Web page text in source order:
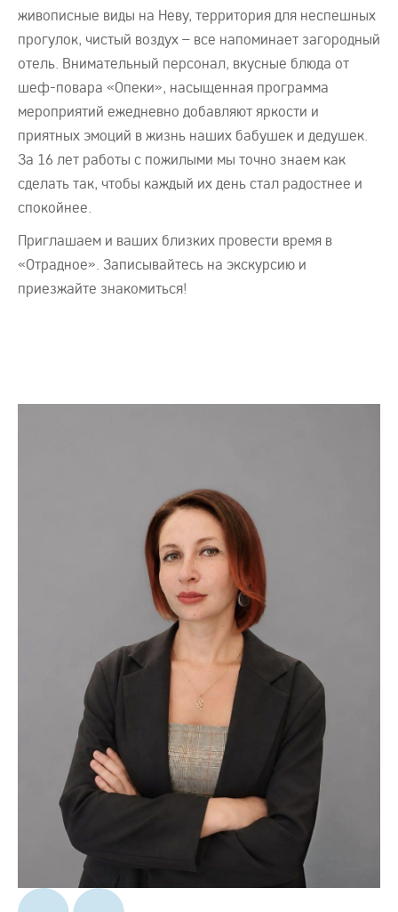
живописные виды на Неву, территория для неспешных
прогулок, чистый воздух – все напоминает загородный
отель. Внимательный персонал, вкусные блюда от
шеф-повара «Опеки», насыщенная программа
мероприятий ежедневно добавляют яркости и
приятных эмоций в жизнь наших бабушек и дедушек.
За 16 лет работы с пожилыми мы точно знаем как
сделать так, чтобы каждый их день стал радостнее и
спокойнее.
Приглашаем и ваших близких провести время в
«Отрадное». Записывайтесь на экскурсию и
приезжайте знакомиться!